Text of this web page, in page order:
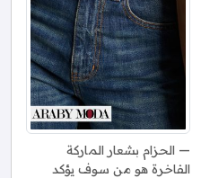
الحزام بشعار الماركة
الفاخرة هو من سوف يؤكد